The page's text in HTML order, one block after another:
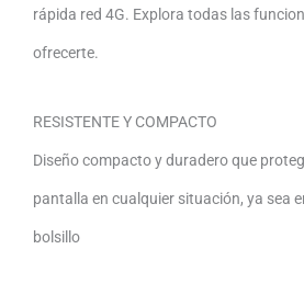
rápida red 4G. Explora todas las
ofrecerte.
RESISTENTE Y COMPACTO
Diseño compacto y duradero que
pantalla en cualquier situación, ya sea
bolsillo